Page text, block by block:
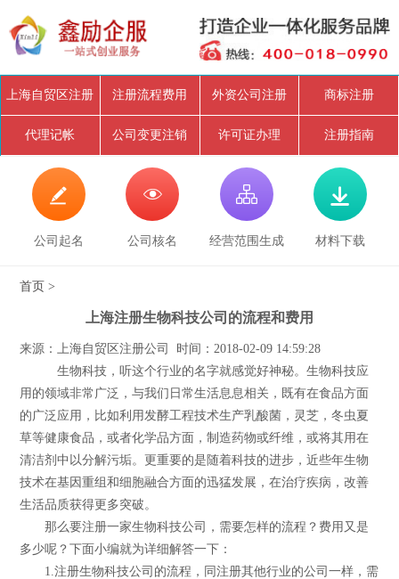
上海自贸区注册 注册流程费用 外资公司注册 商标注册
代理记帐 公司变更注销 许可证办理 注册指南

公司起名

公司核名

经营范围生成

材料下载
首页 >
上海注册生物科技公司的流程和费用
来源：上海自贸区注册公司 时间：2018-02-09 14:59:28
生物科技，听这个行业的名字就感觉好神秘。生物科技应
用的领域非常广泛，与我们日常生活息息相关，既有在食品方面
的广泛应用，比如利用发酵工程技术生产乳酸菌，灵芝，冬虫夏
草等健康食品，或者化学品方面，制造药物或纤维，或将其用在
清洁剂中以分解污垢。更重要的是随着科技的进步，近些年生物
技术在基因重组和细胞融合方面的迅猛发展，在治疗疾病，改善
生活品质获得更多突破。
那么要注册一家生物科技公司，需要怎样的流程？费用又是
多少呢？下面小编就为详细解答一下：
1.注册生物科技公司的流程，同注册其他行业的公司一样，需